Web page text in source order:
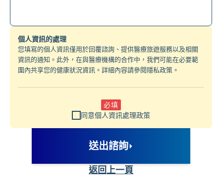
個人資訊的處理
您填寫的個人資訊僅用於回覆諮詢、提供醫療旅遊服務以及相關
資訊的通知。此外，在與醫療機構的合作中，我們可能在必要範
圍內共享您的健康狀況資訊。詳細內容請參閱隱私政策。
必填
同意個人資訊處理政策
送出諮詢
返回上一頁